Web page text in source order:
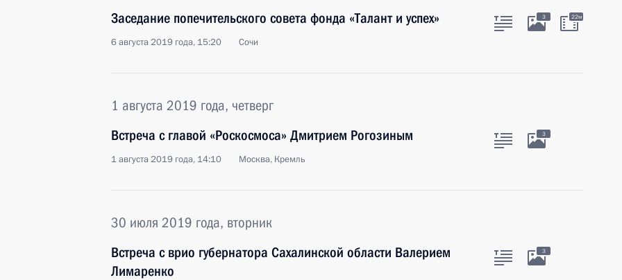
Заседание попечительского совета фонда «Талант и успех»
6 августа 2019 года, 15:20 Сочи
3 22м
1 августа 2019 года, четверг
Встреча с главой «Роскосмоса» Дмитрием Рогозиным
1 августа 2019 года, 14:10 Москва, Кремль
3
30 июля 2019 года, вторник
Встреча с врио губернатора Сахалинской области Валерием
Лимаренко
3